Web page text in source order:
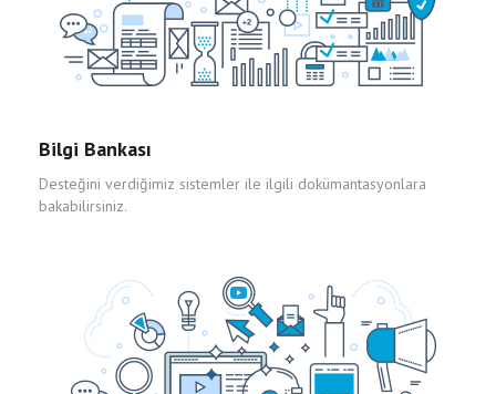
Bilgi Bankası
Desteğini verdiğimiz sistemler ile ilgili dokümantasyonlara
bakabilirsiniz.